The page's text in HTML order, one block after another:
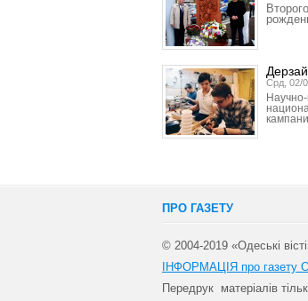
Срд, 02/
ПРО ГАЗЕТУ
© 2004-2019 «Одеські
ІНФОРМАЦІЯ про газету
Передрук матеріалів т